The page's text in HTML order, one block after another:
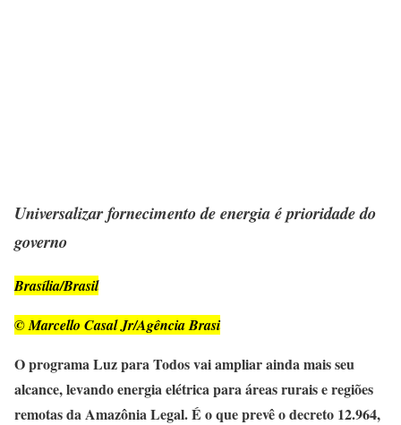
Universalizar fornecimento de energia é prioridade do
governo
Brasília/Brasil
© Marcello Casal Jr/Agência Brasi
O programa Luz para Todos vai ampliar ainda mais seu
alcance, levando energia elétrica para áreas rurais e regiões
remotas da Amazônia Legal. É o que prevê o decreto 12.964,